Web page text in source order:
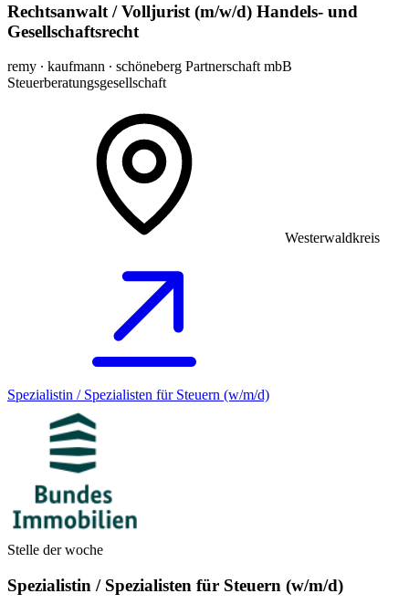
Rechtsanwalt / Volljurist (m/w/d) Handels- und
Gesellschaftsrecht
remy ∙ kaufmann ∙ schöneberg Partnerschaft mbB
Steuerberatungsgesellschaft
Westerwaldkreis
Spezialistin / Spezialisten für Steuern (w/m/d)
Stelle der woche
Spezialistin / Spezialisten für Steuern (w/m/d)